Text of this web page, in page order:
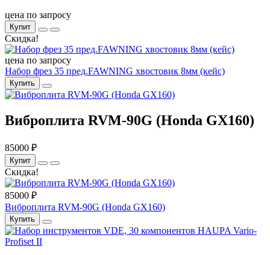
цена по запросу
Купит
Скидка!
цена по запросу
Набор фрез 35 пред.FAWNING хвостовик 8мм (кейс)
Купить
Виброплита RVM-90G (Honda GX160)
85000 ₽
Купит
Скидка!
85000 ₽
Виброплита RVM-90G (Honda GX160)
Купить